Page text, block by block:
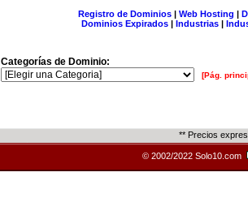
Registro de Dominios| Web Hosting |
Dominios Expirados | Industrias |
Categorías de Dominio:
[Pág.
** Precios
© 2002/2022 Solo10.com